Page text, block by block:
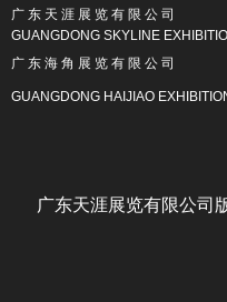
广 东 天 涯 展 览 有 限 公 司
GUANGDONG SKYLINE
广 东 海 角 展 览 有 限 公 司
GUANGDONG HAIJIAO
广东天涯展览有限公